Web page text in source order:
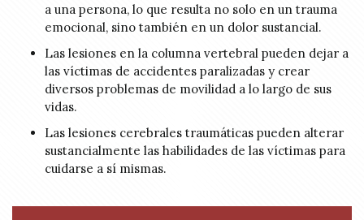
a una persona, lo que resulta no solo en un trauma
emocional, sino también en un dolor sustancial.
Las lesiones en la columna vertebral pueden dejar a
las víctimas de accidentes paralizadas y crear
diversos problemas de movilidad a lo largo de sus
vidas.
Las lesiones cerebrales traumáticas pueden alterar
sustancialmente las habilidades de las víctimas para
cuidarse a sí mismas.